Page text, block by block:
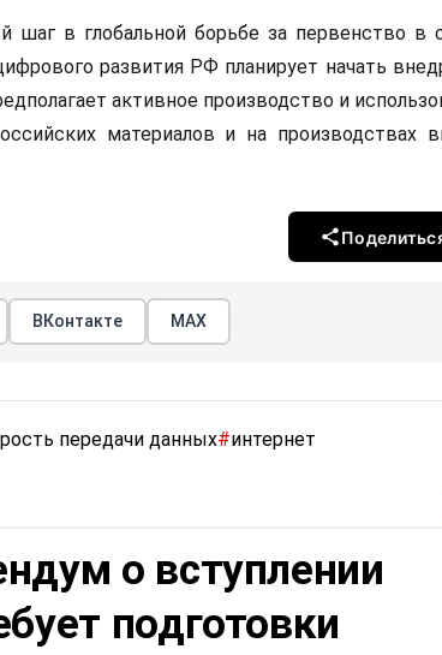
в глобальной борьбе за первенство в
развития РФ планирует начать
активное производство и
материалов и на производствах
ВКонтакте МАХ
передачи данных#интернет
о вступлении
подготовки